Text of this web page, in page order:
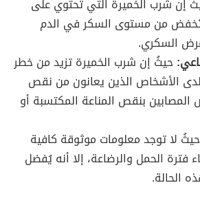
إن شرب الخميرة التي تحتوي على
تُخفض من مستوى السكر في الدم
السكري.
حيثُ إن شرب الخميرة تزيد من خطر
الأشخاص الذين يعانون من نقص
المصابين بنقص المناعة المكتسبة أو
حيثُ لا توجد معلومات موثوقة كافية
فترة الحمل والرضاعة، إلا أنه يُفضل
الحالة.